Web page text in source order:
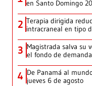
en Santo Domingo
2 Terapia dirigida
intracraneal en tipo
3 Magistrada salva su
el fondo de
4 De Panamá al
jueves 6 de agosto